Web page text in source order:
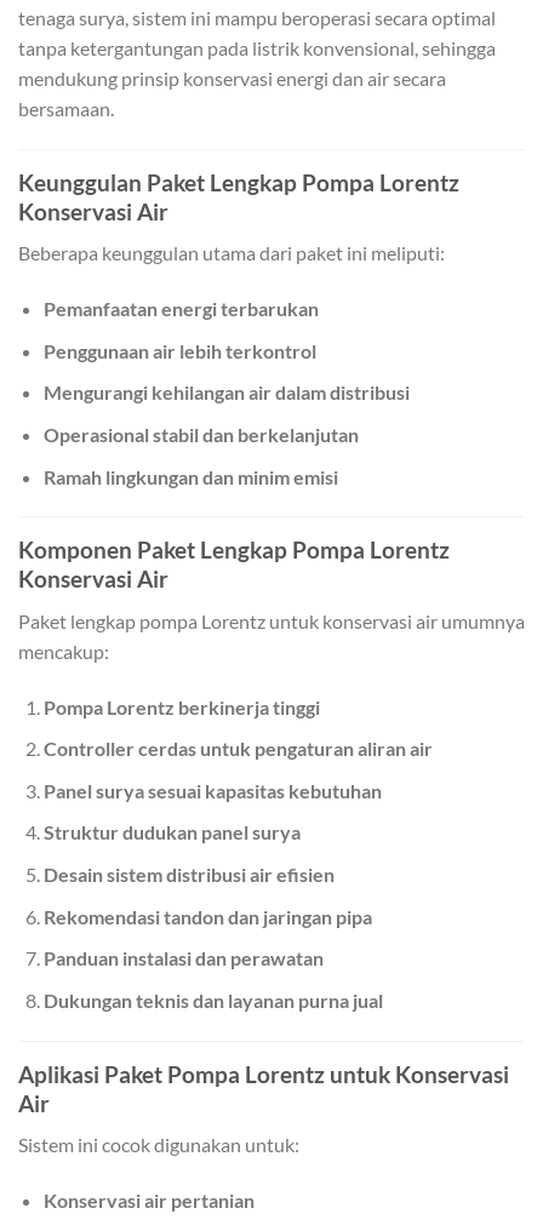
tenaga surya, sistem ini mampu beroperasi secara optimal
tanpa ketergantungan pada listrik konvensional, sehingga
mendukung prinsip konservasi energi dan air secara
bersamaan.
Keunggulan Paket Lengkap Pompa Lorentz
Konservasi Air
Beberapa keunggulan utama dari paket ini meliputi:
Pemanfaatan energi terbarukan
Penggunaan air lebih terkontrol
Mengurangi kehilangan air dalam distribusi
Operasional stabil dan berkelanjutan
Ramah lingkungan dan minim emisi
Komponen Paket Lengkap Pompa Lorentz
Konservasi Air
Paket lengkap pompa Lorentz untuk konservasi air umumnya
mencakup:
Pompa Lorentz berkinerja tinggi
Controller cerdas untuk pengaturan aliran air
Panel surya sesuai kapasitas kebutuhan
Struktur dudukan panel surya
Desain sistem distribusi air efisien
Rekomendasi tandon dan jaringan pipa
Panduan instalasi dan perawatan
Dukungan teknis dan layanan purna jual
Aplikasi Paket Pompa Lorentz untuk Konservasi
Air
Sistem ini cocok digunakan untuk:
Konservasi air pertanian